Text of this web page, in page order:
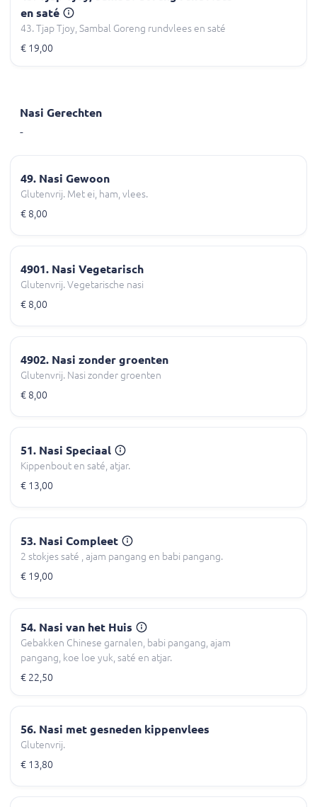
en saté
43. Tjap Tjoy, Sambal Goreng rundvlees en saté
€ 19,00
Nasi Gerechten
-
49. Nasi Gewoon
Glutenvrij. Met ei, ham, vlees.
€ 8,00
4901. Nasi Vegetarisch
Glutenvrij. Vegetarische nasi
€ 8,00
4902. Nasi zonder groenten
Glutenvrij. Nasi zonder groenten
€ 8,00
51. Nasi Speciaal
Kippenbout en saté, atjar.
€ 13,00
53. Nasi Compleet
2 stokjes saté , ajam pangang en babi pangang.
€ 19,00
54. Nasi van het Huis
Gebakken Chinese garnalen, babi pangang, ajam
pangang, koe loe yuk, saté en atjar.
€ 22,50
56. Nasi met gesneden kippenvlees
Glutenvrij.
€ 13,80